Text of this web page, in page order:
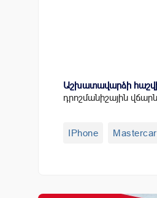
Աշխատավարձի
դրոշմանիշային
IPhone